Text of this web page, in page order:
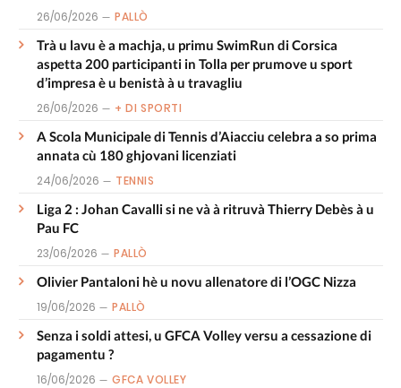
26/06/2026 PALLÒ
Trà u lavu è a machja, u primu SwimRun di Corsica
aspetta 200 participanti in Tolla per prumove u sport
d’impresa è u benistà à u travagliu
26/06/2026 + DI SPORTI
A Scola Municipale di Tennis d’Aiacciu celebra a so prima
annata cù 180 ghjovani licenziati
24/06/2026 TENNIS
Liga 2 : Johan Cavalli si ne và à ritruvà Thierry Debès à u
Pau FC
23/06/2026 PALLÒ
Olivier Pantaloni hè u novu allenatore di l’OGC Nizza
19/06/2026 PALLÒ
Senza i soldi attesi, u GFCA Volley versu a cessazione di
pagamentu ?
16/06/2026 GFCA VOLLEY